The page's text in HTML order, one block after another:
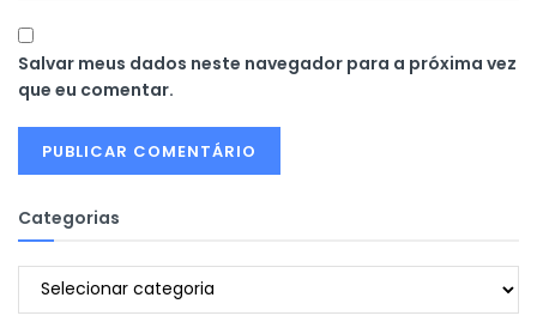
Salvar meus dados neste navegador para a próxima vez
que eu comentar.
Categorias
Categorias